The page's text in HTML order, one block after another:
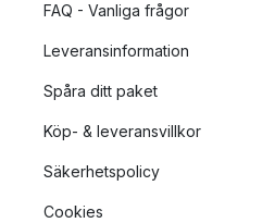
FAQ - Vanliga frågor
Leveransinformation
Spåra ditt paket
Köp- & leveransvillkor
Säkerhetspolicy
Cookies